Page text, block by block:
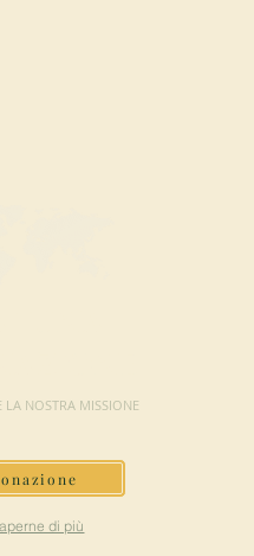
LA NOSTRA MISSIONE
di più